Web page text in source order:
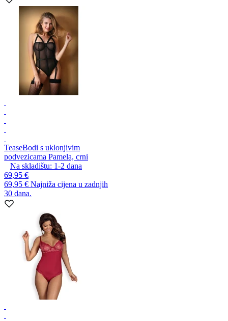
TeaseBodi s uklonjivim
podvezicama Pamela, crni
Na skladištu: 1-2 dana
69,95 €
69,95 € Najniža cijena u zadnjih
30 dana.